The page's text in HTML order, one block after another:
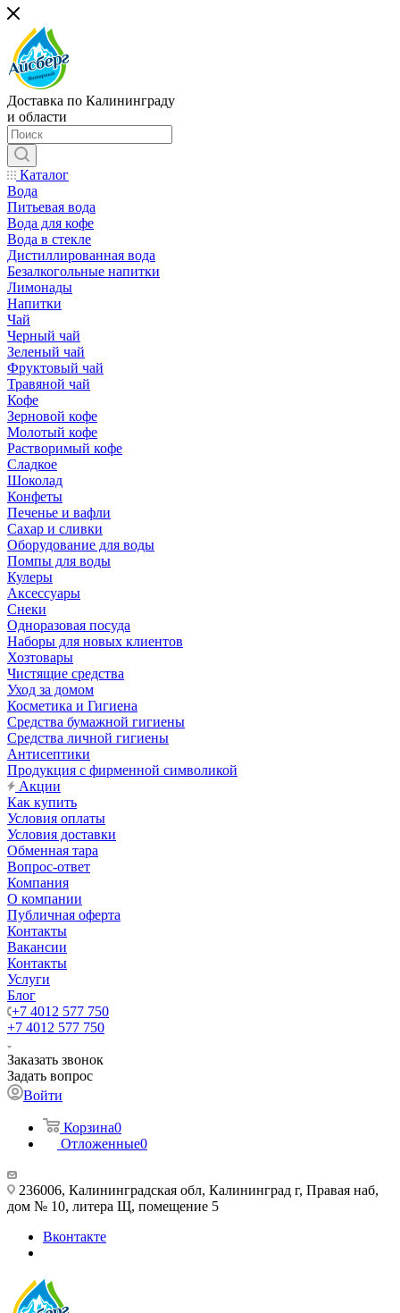
Доставка по Калининграду
и области
Каталог
Вода
Питьевая вода
Вода для кофе
Вода в стекле
Дистиллированная вода
Безалкогольные напитки
Лимонады
Напитки
Чай
Черный чай
Зеленый чай
Фруктовый чай
Травяной чай
Кофе
Зерновой кофе
Молотый кофе
Растворимый кофе
Сладкое
Шоколад
Конфеты
Печенье и вафли
Сахар и сливки
Оборудование для воды
Помпы для воды
Кулеры
Аксессуары
Снеки
Одноразовая посуда
Наборы для новых клиентов
Хозтовары
Чистящие средства
Уход за домом
Косметика и Гигиена
Средства бумажной гигиены
Средства личной гигиены
Антисептики
Продукция с фирменной символикой
Акции
Как купить
Условия оплаты
Условия доставки
Обменная тара
Вопрос-ответ
Компания
О компании
Публичная оферта
Контакты
Вакансии
Контакты
Услуги
Блог
+7 4012 577 750
+7 4012 577 750
Заказать звонок
Задать вопрос
Войти
Корзина0
Отложенные0
236006, Калининградская обл, Калининград г, Правая наб,
дом № 10, литера Щ, помещение 5
Вконтакте